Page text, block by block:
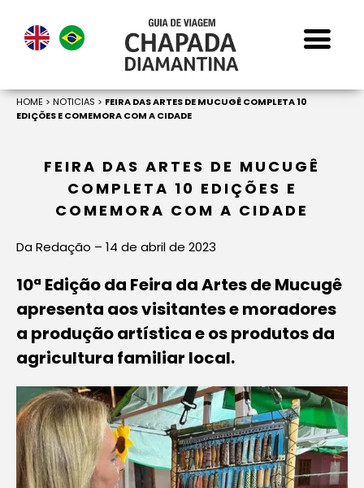
HOME > NOTICIAS > FEIRA DAS ARTES DE MUCUGÊ COMPLETA 10
EDIÇÕES E COMEMORA COM A CIDADE
FEIRA DAS ARTES DE MUCUGÊ
COMPLETA 10 EDIÇÕES E
COMEMORA COM A CIDADE
Da Redação – 14 de abril de 2023
10ª Edição da Feira da Artes de Mucugê
apresenta aos visitantes e moradores
a produção artística e os produtos da
agricultura familiar local.